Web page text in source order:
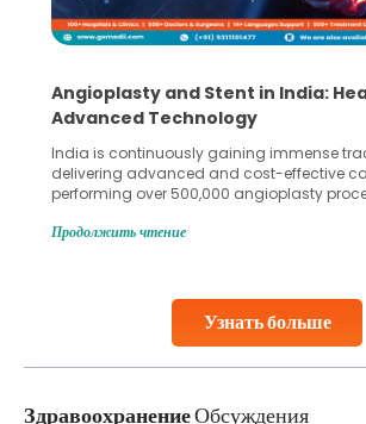
Узнать больше
Angioplasty and Stent in India:
Advanced Technology
India is continuously gaining immense
delivering advanced and cost-effective
performing over 500,000 angioplasty
globe are searching for treatments like
Studies, such as one published
Продолжить чтение
ЗдравоохранениеОбсуждения